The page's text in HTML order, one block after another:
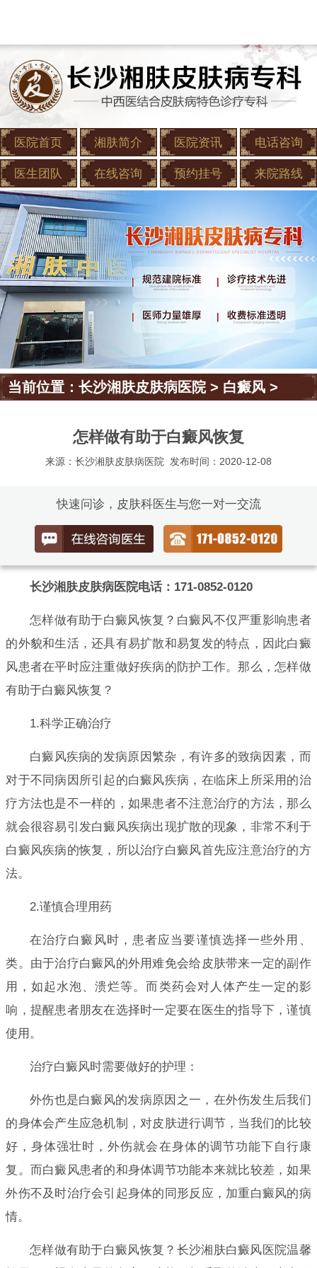
医院首页 湘肤简介 医院资讯 电话咨询
医生团队 在线咨询 预约挂号 来院路线
当前位置：长沙湘肤皮肤病医院> 白癜风 >
怎样做有助于白癜风恢复
来源：长沙湘肤皮肤病医院 发布时间：2020-12-08
快速问诊，皮肤科医生与您一对一交流
长沙湘肤皮肤病医院电话：171-0852-0120
怎样做有助于白癜风恢复？白癜风不仅严重影响患者
的外貌和生活，还具有易扩散和易复发的特点，因此白癜
风患者在平时应注重做好疾病的防护工作。那么，怎样做
有助于白癜风恢复？
1.科学正确治疗
白癜风疾病的发病原因繁杂，有许多的致病因素，而
对于不同病因所引起的白癜风疾病，在临床上所采用的治
疗方法也是不一样的，如果患者不注意治疗的方法，那么
就会很容易引发白癜风疾病出现扩散的现象，非常不利于
白癜风疾病的恢复，所以治疗白癜风首先应注意治疗的方
法。
2.谨慎合理用药
在治疗白癜风时，患者应当要谨慎选择一些外用、
类。由于治疗白癜风的外用难免会给皮肤带来一定的副作
用，如起水泡、溃烂等。而类药会对人体产生一定的影
响，提醒患者朋友在选择时一定要在医生的指导下，谨慎
使用。
治疗白癜风时需要做好的护理：
外伤也是白癜风的发病原因之一，在外伤发生后我们
的身体会产生应急机制，对皮肤进行调节，当我们的比较
好，身体强壮时，外伤就会在身体的调节功能下自行康
复。而白癜风患者的和身体调节功能本来就比较差，如果
外伤不及时治疗会引起身体的同形反应，加重白癜风的病
情。
怎样做有助于白癜风恢复？长沙湘肤白癜风医院温馨